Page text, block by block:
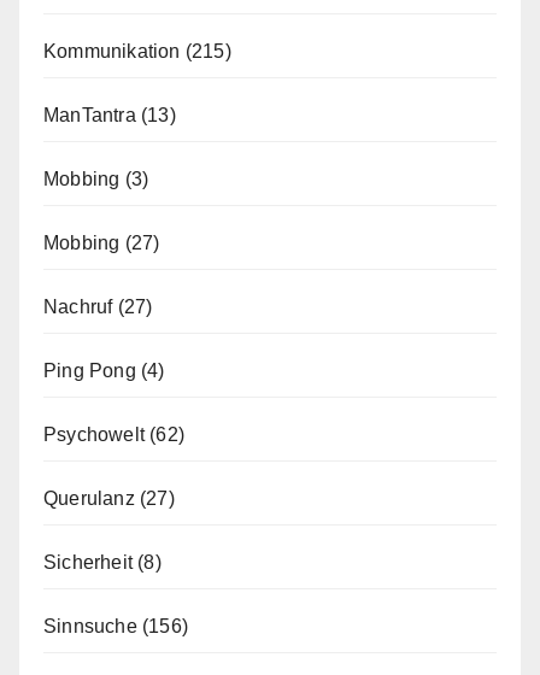
Kommunikation (215)
ManTantra (13)
Mobbing (3)
Mobbing (27)
Nachruf(27)
Ping Pong (4)
Psychowelt(62)
Querulanz (27)
Sicherheit(8)
Sinnsuche(156)